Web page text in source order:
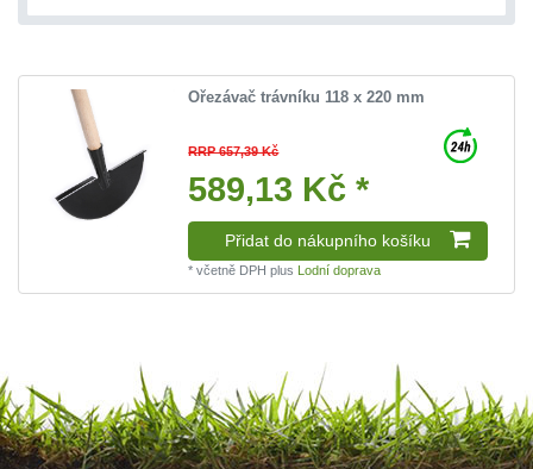
Ořezávač trávníku 118 x 220 mm
RRP 657,39 Kč
589,13 Kč *
Přidat do nákupního košíku
*včetně DPH plus Lodní doprava